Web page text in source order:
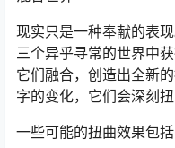
现实只是一种奉献的表
三个异乎寻常的世界中
它们融合，创造出全新
字的变化，它们会深刻扭
一些可能的扭曲效果包括